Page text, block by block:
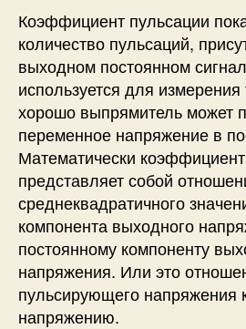
Коэффициент пульсации
количество пульсаций,
выходном постоянном
используется для измерения
хорошо выпрямитель может
переменное напряжение в
Математически
представляет собой
среднеквадратичного
компонента выходного
постоянному компоненту
напряжения. Или это
пульсирующего напряжения
напряжению.